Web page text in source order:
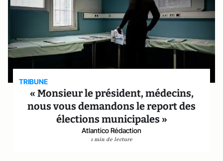
TRIBUNE
« Monsieur le président, médecins,
nous vous demandons le report des
élections municipales »
Atlantico Rédaction
1 min de lecture